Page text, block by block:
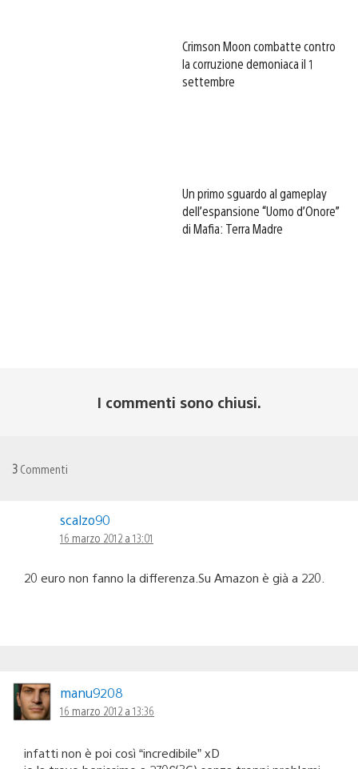
Crimson Moon combatte contro
la corruzione demoniaca il 1
settembre
Un primo sguardo al gameplay
dell’espansione “Uomo d’Onore”
di Mafia: Terra Madre
I commenti sono chiusi.
3 Commenti
scalzo90
16 marzo 2012 a 13:01
20 euro non fanno la differenza.Su Amazon è già a 220.
manu9208
16 marzo 2012 a 13:36
infatti non è poi così “incredibile” xD